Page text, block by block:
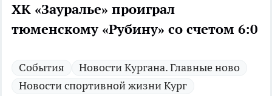
ХК «Зауралье» проиграл
тюменскому «Рубину» со счетом 6:0
Cобытия
Новости Кургана. Главные ново
Новости спортивной жизни Кург